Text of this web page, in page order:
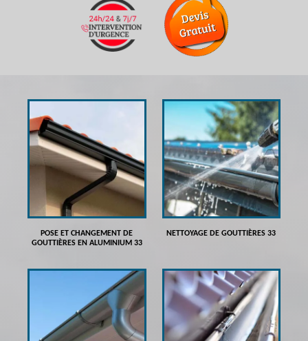
POSE ET CHANGEMENT DE
GOUTTIÈRES EN ALUMINIUM 33
NETTOYAGE DE GOUTTIÈRES 33